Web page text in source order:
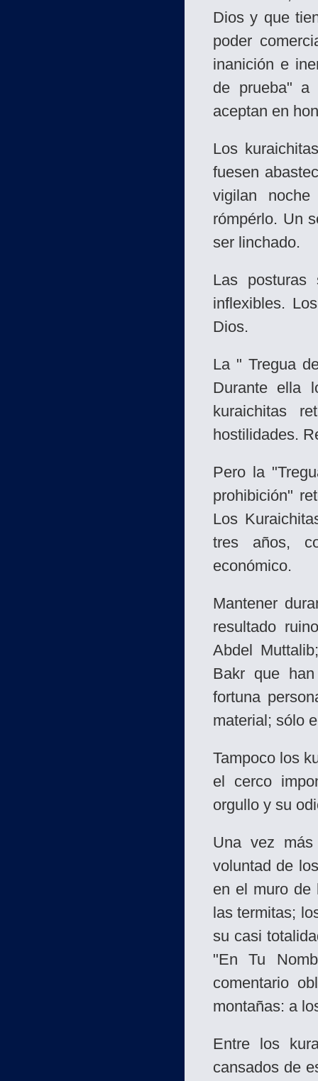
Dios y que
poder
inanición e
de prueba" a
aceptan en
Los
fuesen
vigilan
rómpérlo. Un
ser linchado.
Las posturas
inflexibles.
Dios.
La " Tregua
Durante ella
kuraichitas
hostilidades.
Pero la
prohibición"
Los
tres años,
económico.
Mantener
resultado
Abdel
Bakr que
fortuna
material; sólo
Tampoco los
el cerco
orgullo y su
Una vez
voluntad de
en el muro de
las termitas;
su casi
"En Tu
comentario
montañas: a
Entre los
cansados de